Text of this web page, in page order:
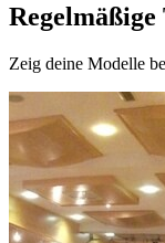
Zeig deine Modelle